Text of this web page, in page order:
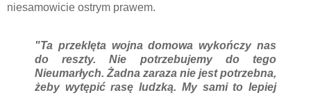
niesamowicie ostrym prawem.
"Ta przeklęta wojna domowa wykończy nas
do reszty. Nie potrzebujemy do tego
Nieumarłych. Żadna zaraza nie jest potrzebna,
żeby wytępić rasę ludzką. My sami to lepiej